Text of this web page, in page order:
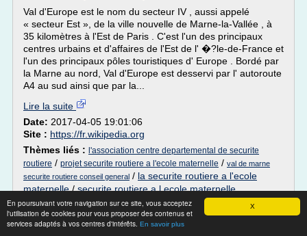
X
En poursuivant votre navigation sur ce site, vous acceptez
l'utilisation de cookies pour vous proposer des contenus et
services adaptés à vos centres d'intérêts. En savoir plus
Val d'Europe est le nom du secteur IV , aussi appelé
« secteur Est », de la ville nouvelle de Marne-la-Vallée , à
35 kilomètres à l'Est de Paris . C'est l'un des principaux
centres urbains et d'affaires de l'Est de l' �?le-de-France et
l'un des principaux pôles touristiques d' Europe . Bordé par
la Marne au nord, Val d'Europe est desservi par l' autoroute
A4 au sud ainsi que par la...
Lire la suite
Date: 2017-04-05 19:01:06
Site : https://fr.wikipedia.org
Thèmes liés : l'association centre departemental de securite
routiere / projet securite routiere a l'ecole maternelle / val de marne
securite routiere conseil general / la securite routiere a l'ecole
maternelle/securite routiere a l ecole maternelle
Myriam El Khomri — Wikipédia
Pour la ville afghane, voir Pol-e Khomri .